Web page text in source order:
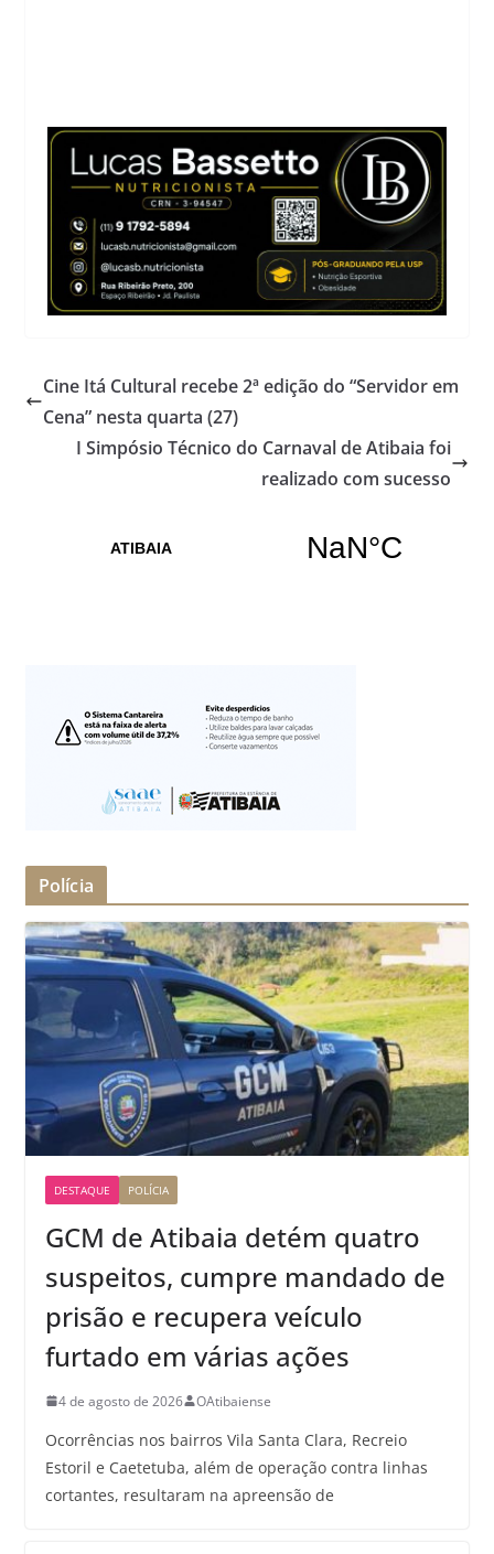
Cine Itá Cultural recebe 2ª edição do “Servidor em
Cena” nesta quarta (27)
I Simpósio Técnico do Carnaval de Atibaia foi
realizado com sucesso
Polícia
DESTAQUE POLÍCIA
GCM de Atibaia detém quatro
suspeitos, cumpre mandado de
prisão e recupera veículo
furtado em várias ações
4 de agosto de 2026 OAtibaiense
Ocorrências nos bairros Vila Santa Clara, Recreio
Estoril e Caetetuba, além de operação contra linhas
cortantes, resultaram na apreensão de